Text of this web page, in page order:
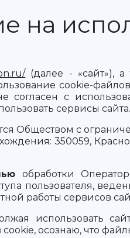
на
(далее - «сайт»), а
cookie-
согласен с
сервисы сайта.
Обществом с
350059,
обработки
пользователя,
работы сервисов
использовать
осознаю, что